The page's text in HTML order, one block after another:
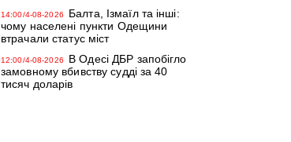
14:00/4-08-2026
Балта, Ізмаїл та інші:
чому населені пункти Одещини
втрачали статус міст
12:00/4-08-2026
В Одесі ДБР запобігло
замовному вбивству судді за 40
тисяч доларів